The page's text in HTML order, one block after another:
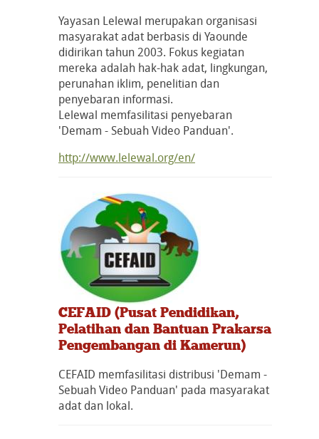
Yayasan Lelewal merupakan organisasi
masyarakat adat berbasis di Yaounde
didirikan tahun 2003. Fokus kegiatan
mereka adalah hak-hak adat, lingkungan,
perunahan iklim, penelitian dan
penyebaran informasi.
Lelewal memfasilitasi penyebaran
'Demam - Sebuah Video Panduan'.
http://www.lelewal.org/en/
CEFAID (Pusat Pendidikan,
Pelatihan dan Bantuan Prakarsa
Pengembangan di Kamerun)
CEFAID memfasilitasi distribusi 'Demam -
Sebuah Video Panduan' pada masyarakat
adat dan lokal.